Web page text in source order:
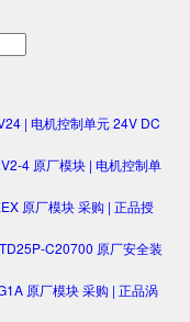
| 电机控制单元 24V DC
4 原厂模块 | 电机控制单
原厂模块 采购 | 正品授
C20700 原厂安全装
原厂模块 采购 | 正品涡